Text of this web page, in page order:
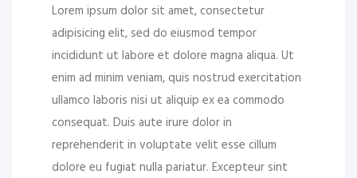
Lorem ipsum dolor sit amet, consectetur
adipisicing elit, sed do eiusmod tempor
incididunt ut labore et dolore magna aliqua. Ut
enim ad minim veniam, quis nostrud exercitation
ullamco laboris nisi ut aliquip ex ea commodo
consequat. Duis aute irure dolor in
reprehenderit in voluptate velit esse cillum
dolore eu fugiat nulla pariatur. Excepteur sint